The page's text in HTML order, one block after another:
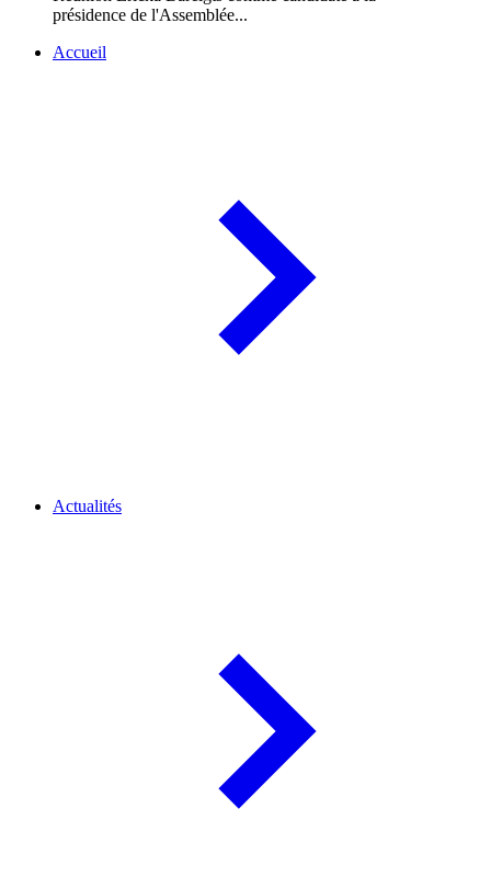
présidence de l'Assemblée...
Accueil
Actualités